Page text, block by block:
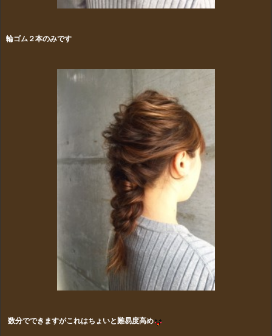
輪ゴム２本のみです
数分でできますがこれはちょいと難易度高め